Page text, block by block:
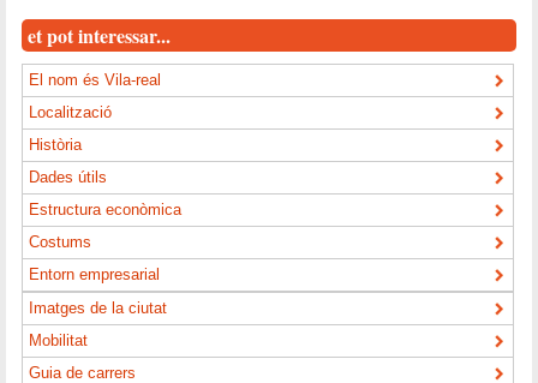
et pot interessar...
El nom és Vila-real
Localització
Història
Dades útils
Estructura econòmica
Costums
Entorn empresarial
Imatges de la ciutat
Mobilitat
Guia de carrers